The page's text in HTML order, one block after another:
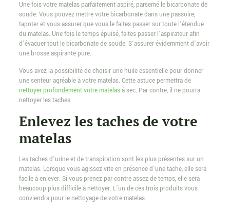
Une fois votre matelas parfaitement aspiré, parsemé le bicarbonate de
soude. Vous pouvez mettre votre bicarbonate dans une passoire,
tapoter et vous assurer que vous le faites passer sur toute l’étendue
du matelas. Une fois le temps épuisé, faites passer l’aspirateur afin
d’évacuer tout le bicarbonate de soude. S’assurer évidemment d’avoir
une brosse aspirante pure.
Vous avez la possibilité de choisir une huile essentielle pour donner
une senteur agréable à votre matelas. Cette astuce permettra de
nettoyer profondément votre matelasà sec. Par contre, il ne pourra
nettoyer les taches.
Enlevez les taches de votre
matelas
Les taches d’urine et de transpiration sont les plus présentes sur un
matelas. Lorsque vous agissez vite en présence d’une tache, elle sera
facile à enlever. Si vous prenez par contre assez de temps, elle sera
beaucoup plus difficile à nettoyer. L’un de ces trois produits vous
conviendra pour le nettoyage de votre matelas.